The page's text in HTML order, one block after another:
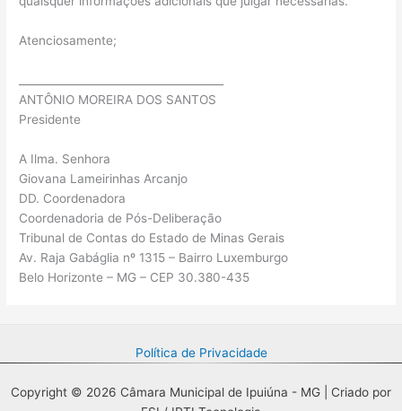
Atenciosamente;
ANTÔNIO MOREIRA DOS SANTOS
Presidente
A Ilma. Senhora
Giovana Lameirinhas Arcanjo
DD. Coordenadora
Coordenadoria de Pós-Deliberação
Tribunal de Contas do Estado de Minas Gerais
Av. Raja Gabáglia nº 1315 – Bairro Luxemburgo
Belo Horizonte – MG – CEP 30.380-435
Política de Privacidade
Copyright © 2026 Câmara Municipal de Ipuiúna - MG | Criado por